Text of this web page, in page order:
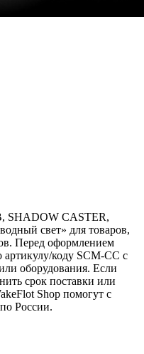
SHADOW CASTER,
свет» для товаров,
Перед оформлением
артикулу/коду SCM-CC с
оборудования. Если
срок поставки или
Shop помогут с
России.